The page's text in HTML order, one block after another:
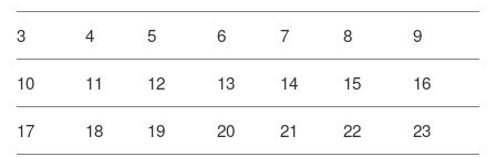
3 4 5 6 7 8 9
10 11 12 13 14 15 16
17 18 19 20 21 22 23